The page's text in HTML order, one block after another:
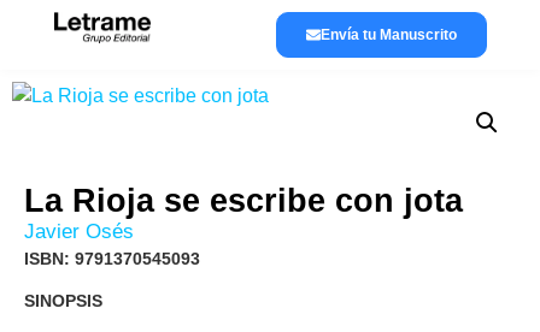
Envía tu Manuscrito
La Rioja se escribe con jota
Javier Osés
ISBN: 9791370545093
SINOPSIS